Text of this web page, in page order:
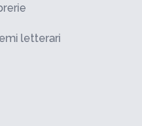
letterari